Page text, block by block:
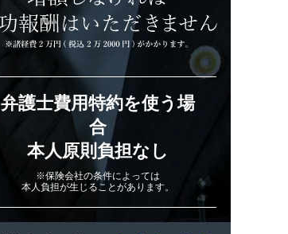
弁護士費用特約を使う場
合
本人原則負担なし
※保険会社の条件によっては
本人負担が生じることがあります。